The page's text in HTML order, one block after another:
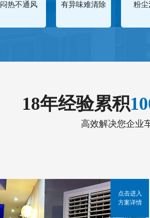
闷热不通风 有异味难清除 粉尘
18年经验累积
高效解决您企业
点击进入
方案详情